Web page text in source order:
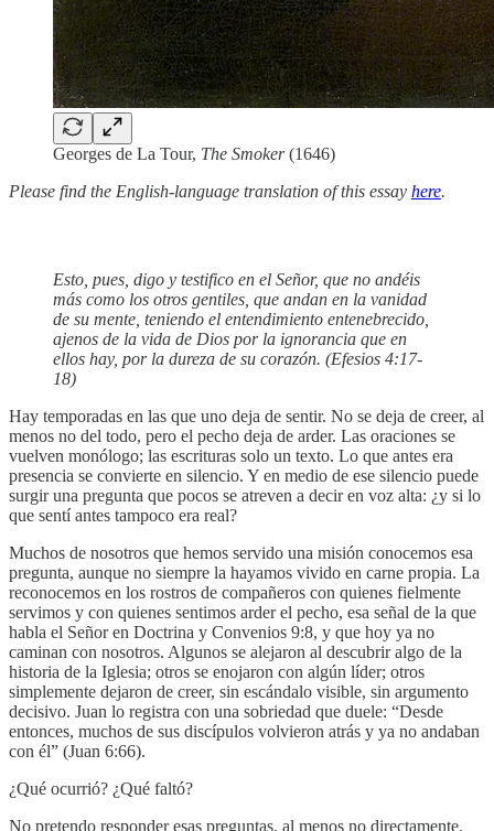
Georges de La Tour, The Smoker(1646)
Please find the English-language translation of this essay here.
Esto, pues, digo y testifico en el Señor, que no andéis
más como los otros gentiles, que andan en la vanidad
de su mente, teniendo el entendimiento entenebrecido,
ajenos de la vida de Dios por la ignorancia que en
ellos hay, por la dureza de su corazón. (Efesios 4:17-
18)
Hay temporadas en las que uno deja de sentir. No se deja de creer, al
menos no del todo, pero el pecho deja de arder. Las oraciones se
vuelven monólogo; las escrituras solo un texto. Lo que antes era
presencia se convierte en silencio. Y en medio de ese silencio puede
surgir una pregunta que pocos se atreven a decir en voz alta: ¿y si lo
que sentí antes tampoco era real?
Muchos de nosotros que hemos servido una misión conocemos esa
pregunta, aunque no siempre la hayamos vivido en carne propia. La
reconocemos en los rostros de compañeros con quienes fielmente
servimos y con quienes sentimos arder el pecho, esa señal de la que
habla el Señor en Doctrina y Convenios 9:8, y que hoy ya no
caminan con nosotros. Algunos se alejaron al descubrir algo de la
historia de la Iglesia; otros se enojaron con algún líder; otros
simplemente dejaron de creer, sin escándalo visible, sin argumento
decisivo. Juan lo registra con una sobriedad que duele: “Desde
entonces, muchos de sus discípulos volvieron atrás y ya no andaban
con él” (Juan 6:66).
¿Qué ocurrió? ¿Qué faltó?
No pretendo responder esas preguntas, al menos no directamente.